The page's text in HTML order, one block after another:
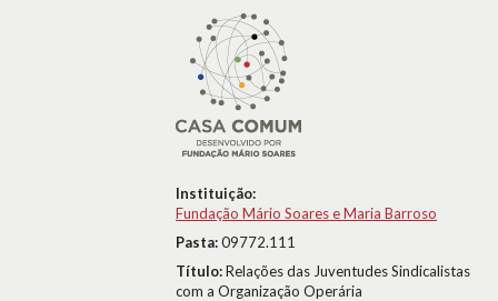
Instituição:
Fundação Mário Soares e Maria Barroso
Pasta:09772.111
Título:Relações das Juventudes Sindicalistas
com a Organização Operária